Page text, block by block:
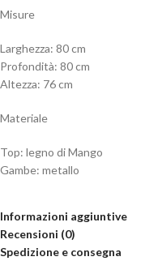
Misure
Larghezza: 80 cm
Profondità: 80 cm
Altezza: 76 cm
Materiale
Top: legno di Mango
Gambe: metallo
Informazioni aggiuntive
Recensioni (0)
Spedizione e consegna